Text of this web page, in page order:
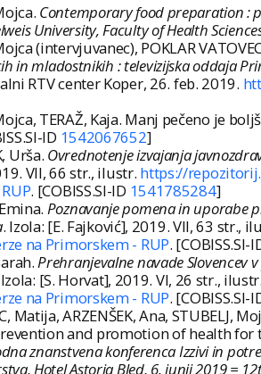
Contemporary food preparation :
University, Faculty of Health
(intervjuvanec), POKLAR
in mladostnikih : televizijska oddaja
RTV center Koper, 26. feb. 2019.
TERAŽ, Kaja. Manj pečeno je
ID 1542067652]
Urša. Ovrednotenje izvajanja
VII, 66 str., ilustr. https://
. [COBISS.SI-ID 1541785284]
Poznavanje pomena in uporabe
. Izola: [E. Fajković], 2019. VII, 63 str.,
na Primorskem - RUP. [COBISS.SI-
Prehranjevalne navade
[S. Horvat], 2019. VI, 26 str.,
na Primorskem - RUP. [COBISS.SI-
Matija, ARZENŠEK, Ana, STUBELJ,
and promotion of health for
znanstvena konferenca Izzivi in
Hotel Astoria Bled, 6. junij 2019 =